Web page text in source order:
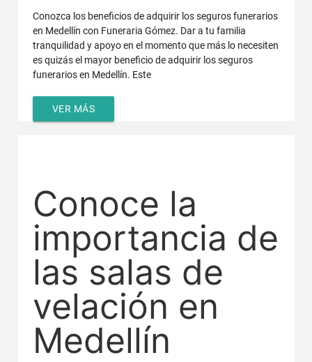
Conozca los beneficios de adquirir los seguros funerarios
en Medellín con Funeraria Gómez. Dar a tu familia
tranquilidad y apoyo en el momento que más lo necesiten
es quizás el mayor beneficio de adquirir los seguros
funerarios en Medellín. Este
VER MÁS
Conoce la
importancia de
las salas de
velación en
Medellín